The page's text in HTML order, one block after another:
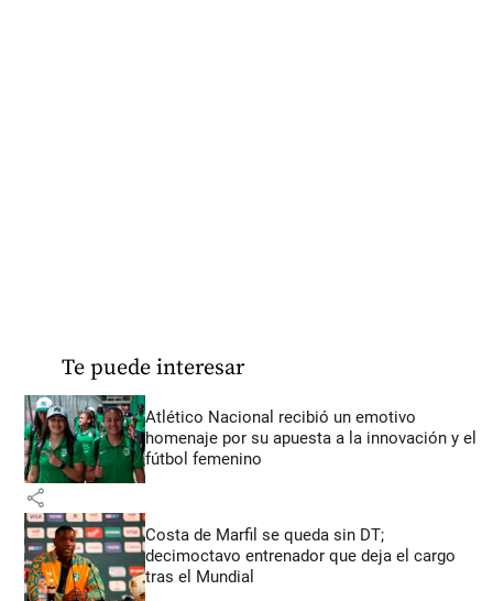
Te puede interesar
Atlético Nacional recibió un emotivo
homenaje por su apuesta a la innovación y el
fútbol femenino
share
Costa de Marfil se queda sin DT;
decimoctavo entrenador que deja el cargo
tras el Mundial